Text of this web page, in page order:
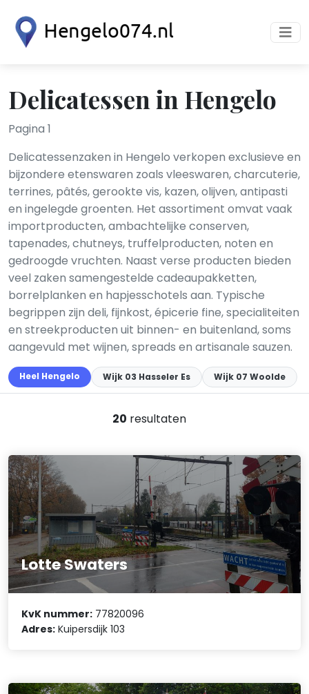
Delicatessen in Hengelo
Pagina 1
Delicatessenzaken in Hengelo verkopen exclusieve en
bijzondere etenswaren zoals vleeswaren, charcuterie,
terrines, pâtés, gerookte vis, kazen, olijven, antipasti
en ingelegde groenten. Het assortiment omvat vaak
importproducten, ambachtelijke conserven,
tapenades, chutneys, truffelproducten, noten en
gedroogde vruchten. Naast verse producten bieden
veel zaken samengestelde cadeaupakketten,
borrelplanken en hapjesschotels aan. Typische
begrippen zijn deli, fijnkost, épicerie fine, specialiteiten
en streekproducten uit binnen- en buitenland, soms
aangevuld met wijnen, spreads en artisanale sauzen.
Heel Hengelo Wijk 03 Hasseler Es Wijk 07 Woolde
20 resultaten
Lotte Swaters
KvK nummer: 77820096
Adres: Kuipersdijk 103